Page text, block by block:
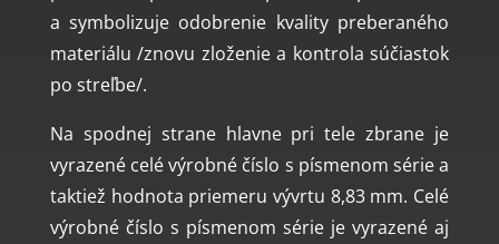
a symbolizuje odobrenie kvality preberaného
materiálu /znovu zloženie a kontrola súčiastok
po streľbe/.
Na spodnej strane hlavne pri tele zbrane je
vyrazené celé výrobné číslo s písmenom série a
taktiež hodnota priemeru vývrtu 8,83 mm. Celé
výrobné číslo s písmenom série je vyrazené aj